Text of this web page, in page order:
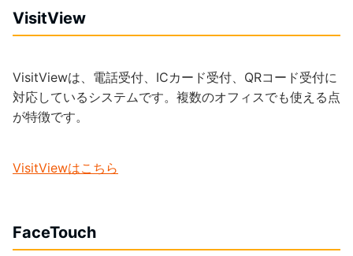
VisitView
VisitViewは、電話受付、ICカード受付、QRコード受付に
対応しているシステムです。複数のオフィスでも使える点
が特徴です。
VisitViewはこちら
FaceTouch